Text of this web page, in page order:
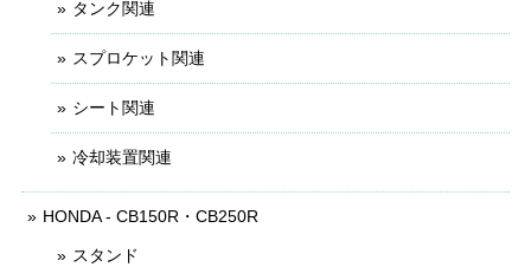
タンク関連
スプロケット関連
シート関連
冷却装置関連
HONDA - CB150R・CB250R
スタンド